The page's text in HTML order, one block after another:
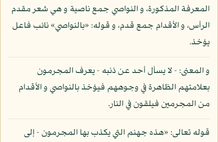
المعرفة المذكورة، و النواصي جمع ناصية و هي شعر مقدم
الرأس، و الأقدام جمع قدم، و قوله: «بالنواصي» نائب فاعل
يؤخذ.
و المعنى: - لا يسأل أحد عن ذنبه - يعرف المجرمون
بعلامتهم الظاهرة في وجوههم فيؤخذ بالنواصي و الأقدام
من المجرمين فيلقون في النار.
قوله تعالى: «هذه جهنم التي يكذب بها المجرمون - إلى